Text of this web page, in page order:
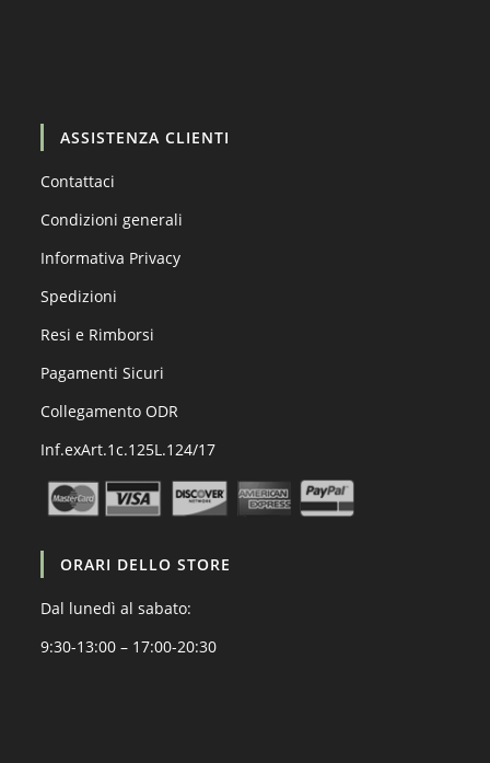
ASSISTENZA CLIENTI
Contattaci
Condizioni generali
Informativa Privacy
Spedizioni
Resi e Rimborsi
Pagamenti Sicuri
Collegamento ODR
Inf.exArt.1c.125L.124/17
ORARI DELLO STORE
Dal lunedì al sabato:
9:30-13:00 – 17:00-20:30